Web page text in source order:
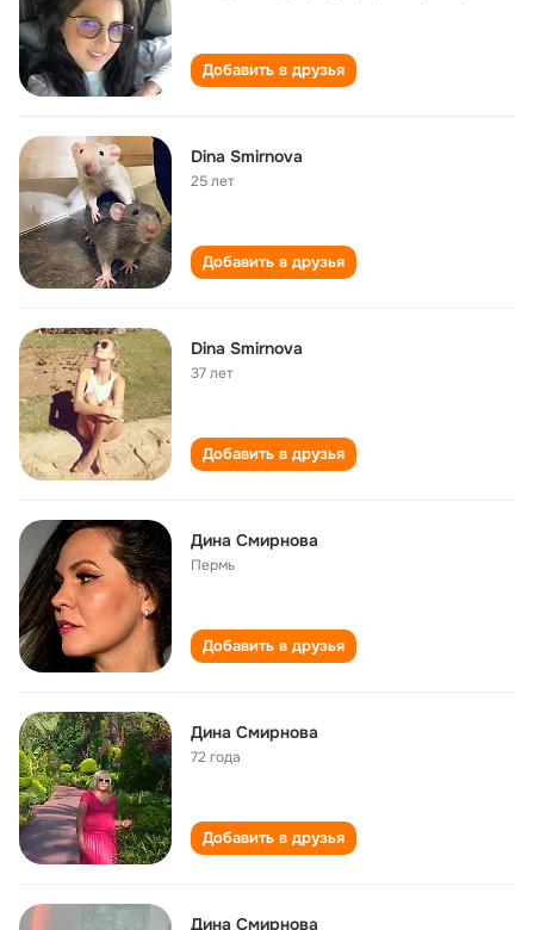
Добавить в друзья
Dina Smirnova
25 лет
Добавить в друзья
Dina Smirnova
37 лет
Добавить в друзья
Дина Смирнова
Пермь
Добавить в друзья
Дина Смирнова
72 года
Добавить в друзья
Дина Смирнова